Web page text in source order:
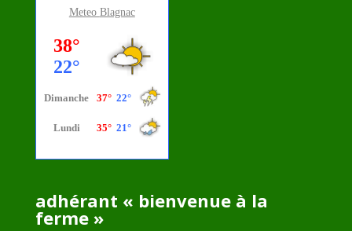
Meteo Blagnac
adhérant « bienvenue à la
ferme »